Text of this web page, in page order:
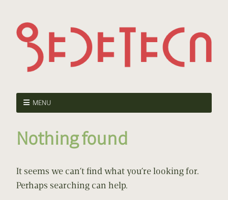
MENU
Nothing found
It seems we can’t find what you’re looking for.
Perhaps searching can help.